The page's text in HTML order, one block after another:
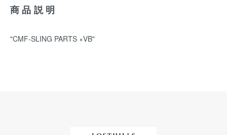
商品説明
"CMF-SLING PARTS ×VB"